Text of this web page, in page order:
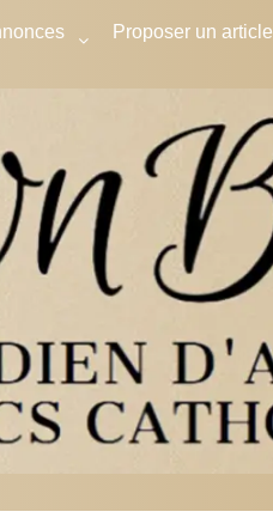
Proposer un article